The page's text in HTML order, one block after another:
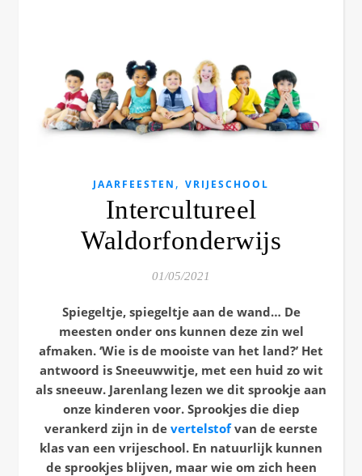
JAARFEESTEN , VRIJESCHOOL
Intercultureel
Waldorfonderwijs
01/05/2021
Spiegeltje, spiegeltje aan de wand… De
meesten onder ons kunnen deze zin wel
afmaken. ‘Wie is de mooiste van het land?’ Het
antwoord is Sneeuwwitje, met een huid zo wit
als sneeuw. Jarenlang lezen we dit sprookje aan
onze kinderen voor. Sprookjes die diep
verankerd zijn in de vertelstofvan de eerste
klas van een vrijeschool. En natuurlijk kunnen
de sprookjes blijven, maar wie om zich heen